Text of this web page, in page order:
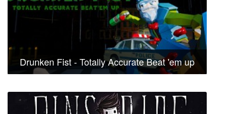
Drunken Fist - Totally Accurate Beat 'em up